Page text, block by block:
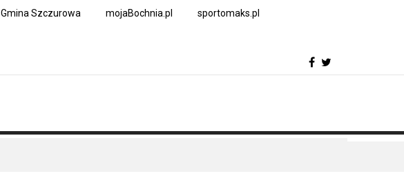
Gmina Szczurowa mojaBochnia.pl sportomaks.pl